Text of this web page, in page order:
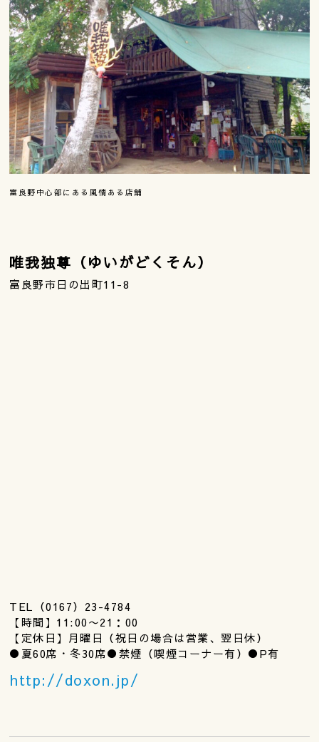
富良野中心部にある風情ある店舗
唯我独尊（ゆいがどくそん）
富良野市日の出町11-8
TEL（0167）23-4784
【時間】11:00〜21：00
【定休日】月曜日（祝日の場合は営業、翌日休）
●夏60席・冬30席●禁煙（喫煙コーナー有）●P有
http://doxon.jp/